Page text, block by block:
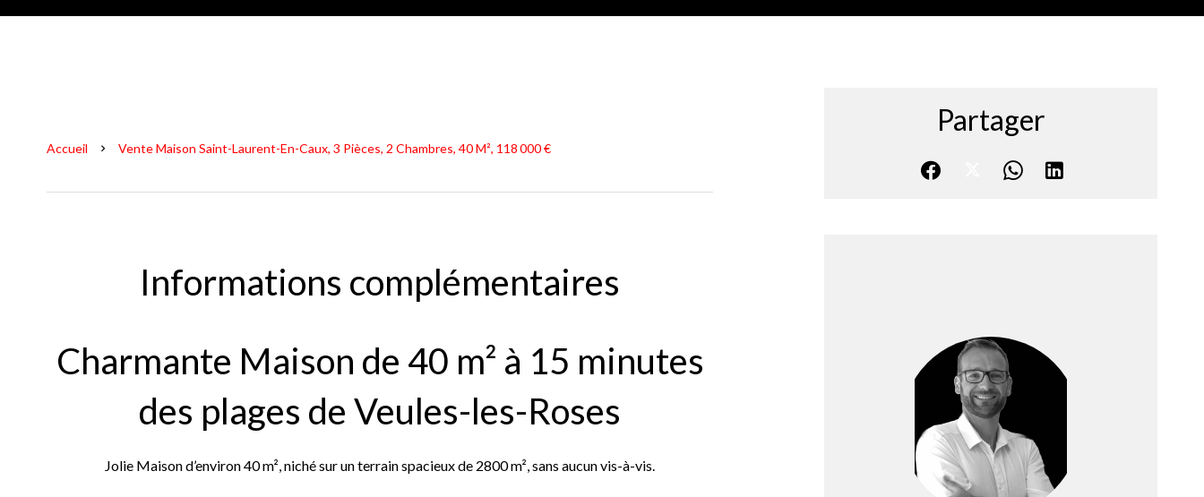
Accueil Vente Maison Saint-Laurent-En-Caux, 3 Pièces, 2 Chambres, 40 M², 118 000 €
Informations complémentaires
Charmante Maison de 40 m² à 15 minutes
des plages de Veules-les-Roses
Jolie Maison d’environ 40 m², niché sur un terrain spacieux de 2800 m², sans aucun vis-à-vis.
Partager